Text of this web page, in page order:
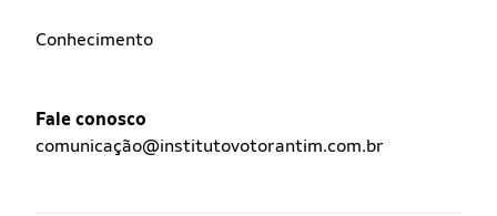
Conhecimento
Fale conosco
comunicação@institutovotorantim.com.br